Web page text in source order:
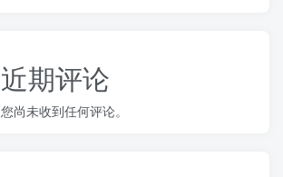
近期评论
您尚未收到任何评论。